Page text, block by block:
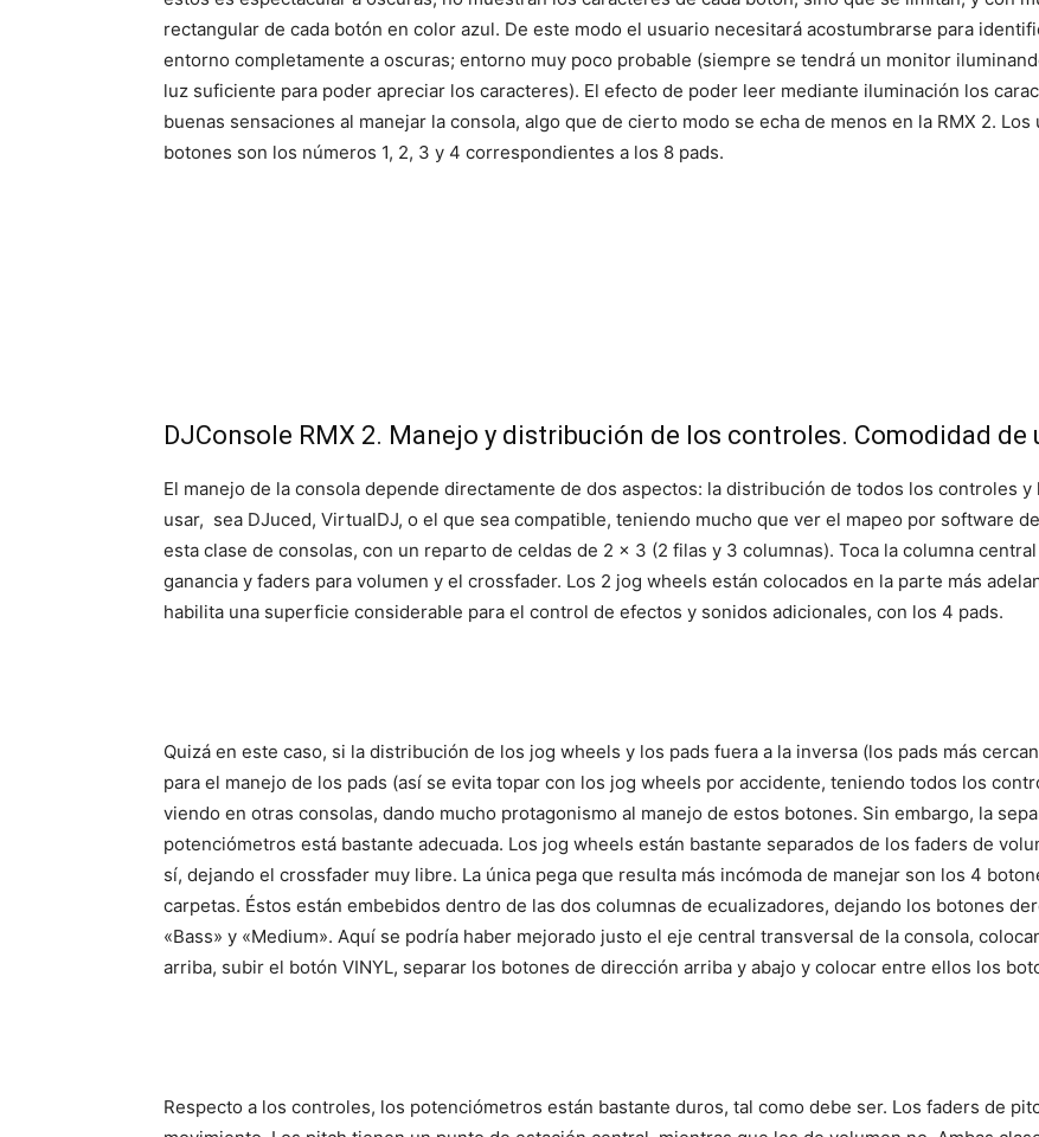
rectangular de cada botón en color azul. De este modo el usuario necesitará acostumbrarse para
entorno completamente a oscuras; entorno muy poco probable (siempre se tendrá un monitor
luz suficiente para poder apreciar los caracteres). El efecto de poder leer mediante iluminación los
buenas sensaciones al manejar la consola, algo que de cierto modo se echa de menos en la RMX 2.
botones son los números 1, 2, 3 y 4 correspondientes a los 8 pads.
DJConsole RMX 2. Manejo y distribución de los controles. Comodidad de
El manejo de la consola depende directamente de dos aspectos: la distribución de todos los controles
usar, sea DJuced, VirtualDJ, o el que sea compatible, teniendo mucho que ver el mapeo por software
esta clase de consolas, con un reparto de celdas de 2 x 3 (2 filas y 3 columnas). Toca la columna
ganancia y faders para volumen y el crossfader. Los 2 jog wheels están colocados en la parte más
habilita una superficie considerable para el control de efectos y sonidos adicionales, con los 4 pads.
Quizá en este caso, si la distribución de los jog wheels y los pads fuera a la inversa (los pads más
para el manejo de los pads (así se evita topar con los jog wheels por accidente, teniendo todos los
viendo en otras consolas, dando mucho protagonismo al manejo de estos botones. Sin embargo, la
potenciómetros está bastante adecuada. Los jog wheels están bastante separados de los faders de
sí, dejando el crossfader muy libre. La única pega que resulta más incómoda de manejar son los 4
carpetas. Éstos están embebidos dentro de las dos columnas de ecualizadores, dejando los botones
«Bass» y «Medium». Aquí se podría haber mejorado justo el eje central transversal de la consola,
arriba, subir el botón VINYL, separar los botones de dirección arriba y abajo y colocar entre ellos los
Respecto a los controles, los potenciómetros están bastante duros, tal como debe ser. Los faders de